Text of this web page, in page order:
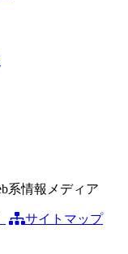
系情報メディア
サイトマップ